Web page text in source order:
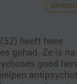
heeft twee
gehad. Ze is na
goed